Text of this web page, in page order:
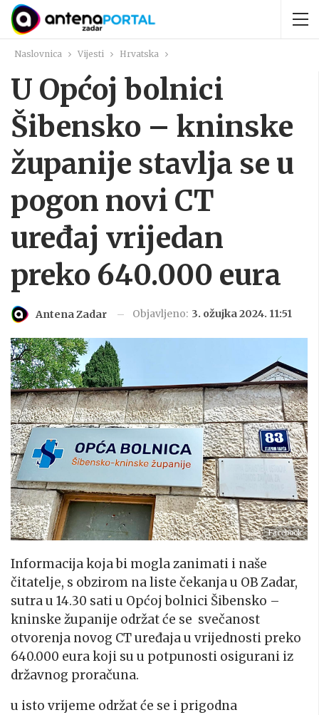
Naslovnica Vijesti Hrvatska
U Općoj bolnici
Šibensko – kninske
županije stavlja se u
pogon novi CT
uređaj vrijedan
preko 640.000 eura
Antena Zadar Objavljeno: 3. ožujka 2024. 11:51
Facebook
Informacija koja bi mogla zanimati i naše
čitatelje, s obzirom na liste čekanja u OB Zadar,
sutra u 14.30 sati u Općoj bolnici Šibensko –
kninske županije održat će se svečanost
otvorenja novog CT uređaja u vrijednosti preko
640.000 eura koji su u potpunosti osigurani iz
državnog proračuna.
u isto vrijeme održat će se i prigodna